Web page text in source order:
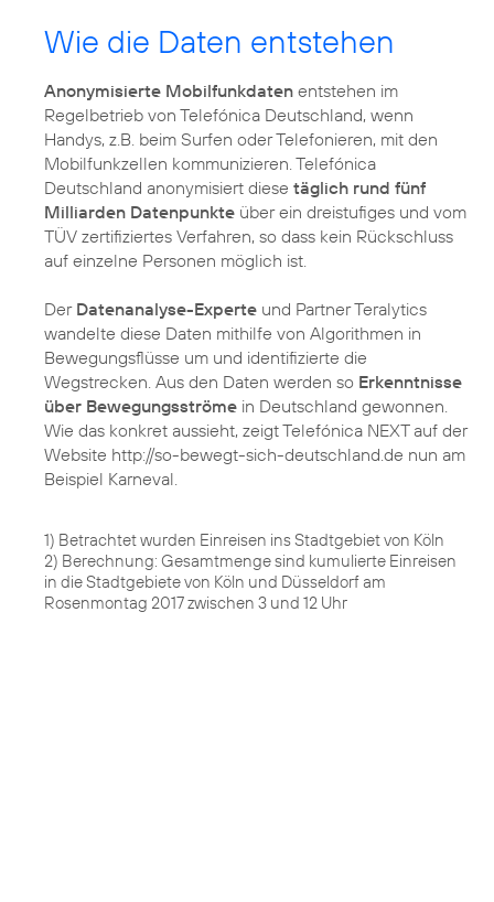
Wie die Daten entstehen
Anonymisierte Mobilfunkdaten entstehen im
Regelbetrieb von Telefónica Deutschland, wenn
Handys, z.B. beim Surfen oder Telefonieren, mit den
Mobilfunkzellen kommunizieren. Telefónica
Deutschland anonymisiert diese täglich rund fünf
Milliarden Datenpunkte über ein dreistufiges und vom
TÜV zertifiziertes Verfahren, so dass kein Rückschluss
auf einzelne Personen möglich ist.
Der Datenanalyse-Experte und Partner Teralytics
wandelte diese Daten mithilfe von Algorithmen in
Bewegungsflüsse um und identifizierte die
Wegstrecken. Aus den Daten werden so Erkenntnisse
über Bewegungsströme in Deutschland gewonnen.
Wie das konkret aussieht, zeigt Telefónica NEXT auf der
Website http://so-bewegt-sich-deutschland.de nun am
Beispiel Karneval.
1) Betrachtet wurden Einreisen ins Stadtgebiet von Köln
2) Berechnung: Gesamtmenge sind kumulierte Einreisen
in die Stadtgebiete von Köln und Düsseldorf am
Rosenmontag 2017 zwischen 3 und 12 Uhr